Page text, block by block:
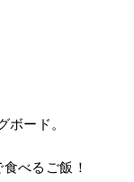
ボード。
べるご飯！